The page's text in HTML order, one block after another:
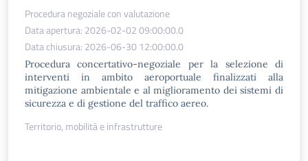
Procedura negoziale con valutazione
Data apertura: 2026-02-02 09:00:00.0
Data chiusura: 2026-06-30 12:00:00.0
Procedura concertativo-negoziale per la selezione di
interventi in ambito aeroportuale finalizzati alla
mitigazione ambientale e al miglioramento dei sistemi di
sicurezza e di gestione del traffico aereo.
Territorio, mobilità e infrastrutture